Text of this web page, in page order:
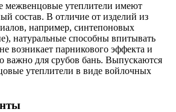
межвенцовые утеплители имеют
состав. В отличие от изделий из
например, синтепоновых
натуральные способны впитывать
возникает парникового эффекта и
важно для срубов бань. Выпускаются
утеплители в виде войлочных